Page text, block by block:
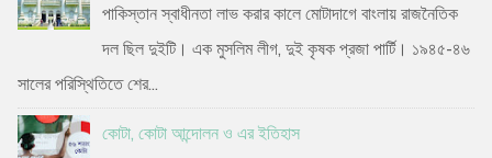
পাকিস্তান স্বাধীনতা লাভ করার কালে মোটাদাগে বাংলায় রাজনৈতিক
দল ছিল দুইটি। এক মুসলিম লীগ, দুই কৃষক প্রজা পার্টি। ১৯৪৫-৪৬
সালের পরিস্থিতিতে শের...
কোটা, কোটা আন্দোলন ও এর ইতিহাস